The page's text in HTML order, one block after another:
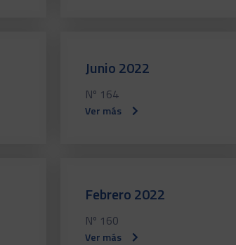
Junio 2022
Nº 164
Ver más
Febrero 2022
Nº 160
Ver más